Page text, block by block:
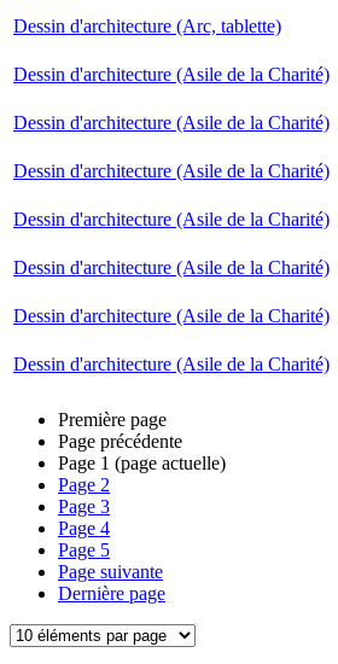
Dessin d'architecture (Arc, tablette)
Dessin d'architecture (Asile de la Charité)
Dessin d'architecture (Asile de la Charité)
Dessin d'architecture (Asile de la Charité)
Dessin d'architecture (Asile de la Charité)
Dessin d'architecture (Asile de la Charité)
Dessin d'architecture (Asile de la Charité)
Dessin d'architecture (Asile de la Charité)
Première page
Page précédente
Page 1 (page actuelle)
Page 2
Page 3
Page 4
Page 5
Page suivante
Dernière page